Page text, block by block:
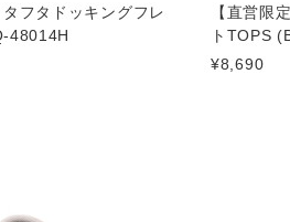
タフタドッキングフレ
48014H
【直営限
トTOPS
¥8,690